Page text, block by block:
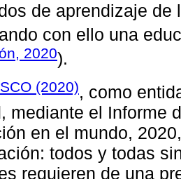
de aprendizaje
con ello una
2020).
(2020), como
mediante el Informe
en el mundo,
todos y todas
requieren de una